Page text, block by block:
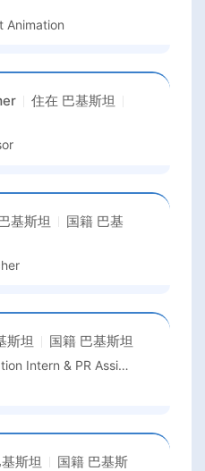
Animation
住在 巴基斯坦
基斯坦 国籍 巴基
斯坦 国籍 巴基斯坦
Marketing Operation Intern & PR Assistant
斯坦 国籍 巴基斯